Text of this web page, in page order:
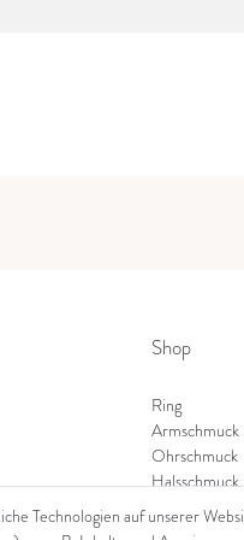
Shop
Ring
Armschmuck
Ohrschmuck
Halsschmuck
Technologien auf unserer